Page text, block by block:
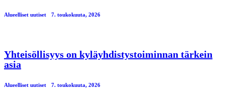
Alueelliset uutiset 7. toukokuuta, 2026
Yhteisöllisyys on kyläyhdistystoiminnan tärkein
asia
Alueelliset uutiset 7. toukokuuta, 2026